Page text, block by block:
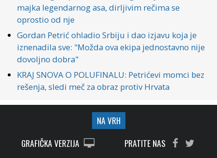
majka legendarnog asa, dirljivim rečima se
oprostio od nje
Gordan Petrić ohladio Srbiju i dao izjavu koja je
iznenadila sve: "Možda ova ekipa jednostavno nije
dovoljno dobra"
KRAJ SNOVA O POLUFINALU: Petrićevi momci bez
rešenja, sledi meč za obraz protiv Hrvata
NA VRH
GRAFIČKA VERZIJA
PRATITE NAS